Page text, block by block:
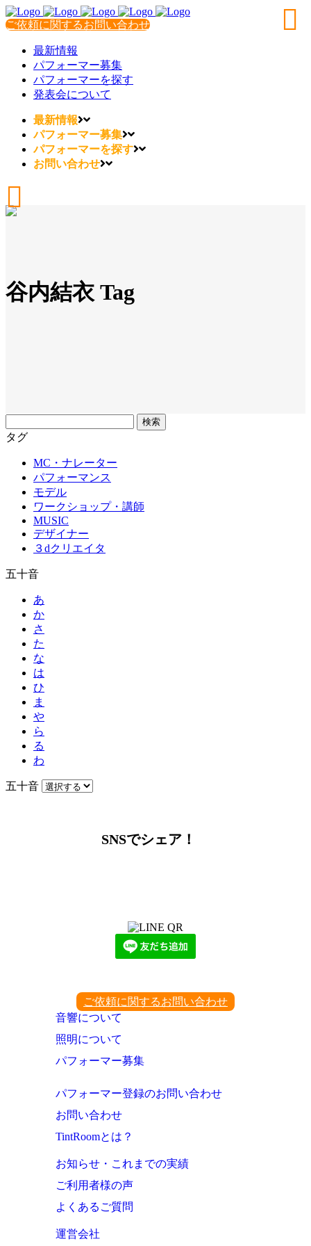
ご依頼に関するお問い合わせ
最新情報
パフォーマー募集
パフォーマーを探す
発表会について
最新情報
パフォーマー募集
パフォーマーを探す
お問い合わせ
谷内結衣 Tag
リ
タグ
MC・ナレーター
パフォーマンス
モデル
ワークショップ・講師
MUSIC
デザイナー
３dクリエイタ
五十音
あ
か
さ
た
な
は
ひ
ま
や
ら
る
わ
五十音
SNSでシェア！
ご依頼に関するお問い合わせ
音響について
照明について
パフォーマー募集
パフォーマー登録のお問い合わせ
お問い合わせ
TintRoomとは？
お知らせ・これまでの実績
ご利用者様の声
よくあるご質問
運営会社